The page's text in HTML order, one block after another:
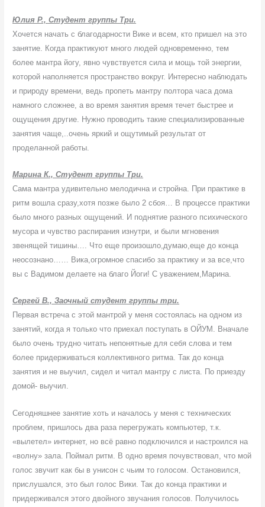
Юлия Р., Студент группы Три.
Хочется начать с благодарности Вике и всем, кто пришел на это
занятие. Когда практикуют много людей одновременно, тем
более мантра йогу, явно чувствуется сила и мощь той энергии,
которой наполняется пространство вокруг. Интересно наблюдать
и природу времени, ведь пропеть мантру полтора часа дома
намного сложнее, а во время занятия время течет быстрее и
ощущения другие. Нужно проводить такие специализированные
занятия чаще,..очень яркий и ощутимый результат от
проделанной работы.
Марина К., Студент группы Три.
Сама мантра удивительно мелодична и стройна. При практике в
ритм вошла сразу,хотя позже было 2 сбоя… В процессе практики
было много разных ощущений. И поднятие разного психического
мусора и чувство распирания изнутри, и были мгновения
звенящей тишины…. Что еще произошло,думаю,еще до конца
неосознано…… Вика,огромное спасибо за практику и за все,что
вы с Вадимом делаете на благо Йоги! С уважением,Марина.
Сергей В., Заочный студент группы три.
Первая встреча с этой мантрой у меня состоялась на одном из
занятий, когда я только что приехал поступать в ОЙУМ. Вначале
было очень трудно читать непонятные для себя слова и тем
более придерживаться коллективного ритма. Так до конца
занятия и не выучил, сидел и читал мантру с листа. По приезду
домой- выучил.
Сегодняшнее занятие хоть и началось у меня с технических
проблем, пришлось два раза перегружать компьютер, т.к.
«вылетел» интернет, но всё равно подключился и настроился на
«волну» зала. Поймал ритм. В одно время почувствовал, что мой
голос звучит как бы в унисон с чьим то голосом. Остановился,
прислушался, это был голос Вики. Так до конца практики и
придерживался этого двойного звучания голосов. Получилось